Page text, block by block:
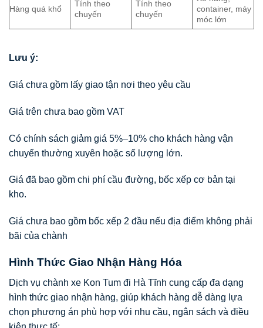
Hàng quá khổ
Tính theo
chuyến
Tính theo
chuyến
container, máy
móc lớn
Lưu ý:
Giá chưa gồm lấy giao tận nơi theo yêu cầu
Giá trên chưa bao gồm VAT
Có chính sách giảm giá 5%–10% cho khách hàng vận
chuyển thường xuyên hoặc số lượng lớn.
Giá đã bao gồm chi phí cầu đường, bốc xếp cơ bản tại
kho.
Giá chưa bao gồm bốc xếp 2 đầu nếu địa điểm không phải
bãi của chành
Hình Thức Giao Nhận Hàng Hóa
Dịch vụ chành xe Kon Tum đi Hà Tĩnh cung cấp đa dạng
hình thức giao nhận hàng, giúp khách hàng dễ dàng lựa
chọn phương án phù hợp với nhu cầu, ngân sách và điều